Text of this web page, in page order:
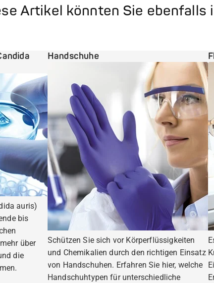
Artikel könnten Sie ebenfalls
auris)
bis
über
die
Handschuhe
Schützen Sie sich vor Körperflüssigkeiten
und Chemikalien durch den richtigen Einsatz
von Handschuhen. Erfahren Sie hier, welche
Handschuhtypen für unterschiedliche